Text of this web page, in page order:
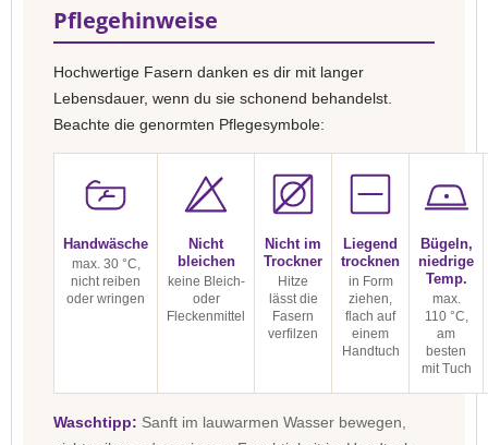
Pflegehinweise
Hochwertige Fasern danken es dir mit langer
Lebensdauer, wenn du sie schonend behandelst.
Beachte die genormten Pflegesymbole:
Handwäsche
max. 30 °C,
nicht reiben
oder wringen
Nicht
bleichen
keine Bleich-
oder
Fleckenmittel
Nicht im
Trockner
Hitze
lässt die
Fasern
verfilzen
Liegend
trocknen
in Form
ziehen,
flach auf
einem
Handtuch
Bügeln,
niedrige
Temp.
max.
110 °C,
am
besten
mit Tuch
Waschtipp: Sanft im lauwarmen Wasser bewegen,